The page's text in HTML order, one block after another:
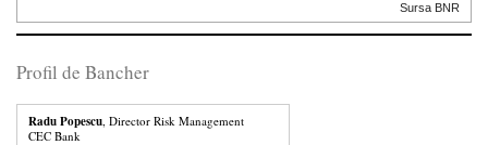
Sursa BNR
Profil de Bancher
Radu Popescu, Director Risk Management
CEC Bank